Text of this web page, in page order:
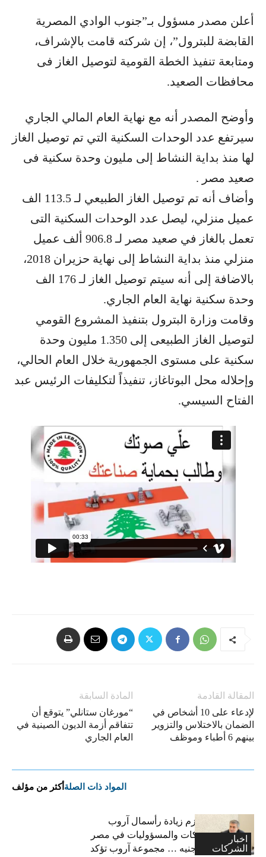
أعلن مصدر مسؤول بـ”جنوب الوادي ال​مصر​ية
القابضة للبترول”، إن شركته قامت بالإشراف،
ومتابعة تنفيذ الخطة القومية لتوصيل الغاز فى
محافظات الصعيد.
وأوضح المصدر أنه مع نهاية العام المالي الجاري
سيرتفع عدد الوحدات السكنية التي تم توصيل الغاز
لها منذ بداية النشاط إلى مليون وحدة سكنية فى
صعيد مصر .
وأضاف أنه تم توصيل الغاز الطبيعي لـ 113.5 الف
عميل منزلي، ليصل عدد الوحدات السكنية التى
تعمل بالغاز في صعيد مصر لـ 906.8 ألف عميل
منزلي منذ بداية النشاط إلى نهاية حزيران 2018،
بالاضافة إلى أنه سيتم توصيل الغاز لـ 176 الف
وحدة سكنية نهاية العام الجاري.
وقامت وزارة البترول بتنفيذ المشروع القومي
لتوصيل الغاز الطبيعى إلى 1.350 مليون وحدة
سكنية على مستوى الجمهورية خلال العام الحالي،
وإحلاله محل البوتاغاز، تنفيذاً لتكليفات الرئيس عبد
الفتاح السيسي.
المادة السابقة
“مورغان ستانلي” يتوقع أن
تتفاقم أزمة الديون الصينية في
العام الجاري
المقالة القادمة
لإدعاء على 10 أشخاص في
الضمان بالاختلاس والتزوير
بينهم 6 أطباء وموظف
المواد ذات الصلة أكثر من مؤلف
اخبار
الشركات
فاتح بكداش:نعتزم زيادة رأسمال آروب
لتأمينات الممتلكات والمسؤوليات في مصر
إلى 600 مليون جنيه … مجموعة آروب تؤكد